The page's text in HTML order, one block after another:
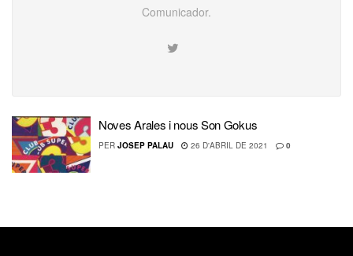
Comunicador.
Noves Arales i nous Son Gokus
PER JOSEP PALAU 26 D'ABRIL DE 2021 0